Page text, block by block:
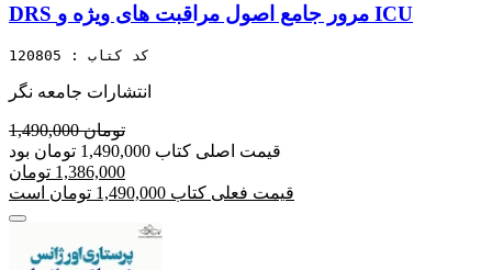
DRS مرور جامع اصول مراقبت های ویژه و ICU
کد کتاب : 120805
انتشارات جامعه نگر
1,490,000 تومان
قیمت اصلی کتاب 1,490,000 تومان بود
1,386,000 تومان
قیمت فعلی کتاب 1,490,000 تومان است